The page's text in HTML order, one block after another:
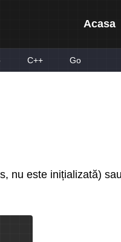
Acasa
C++ Go
nu este inițializată)